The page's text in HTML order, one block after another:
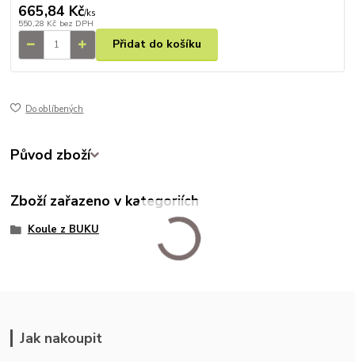
665,84 Kč/ks
550,28 Kč bez DPH
Přidat do košíku
Do oblíbených
Původ zboží
Zboží zařazeno v kategoriích
Koule z BUKU
Jak nakoupit